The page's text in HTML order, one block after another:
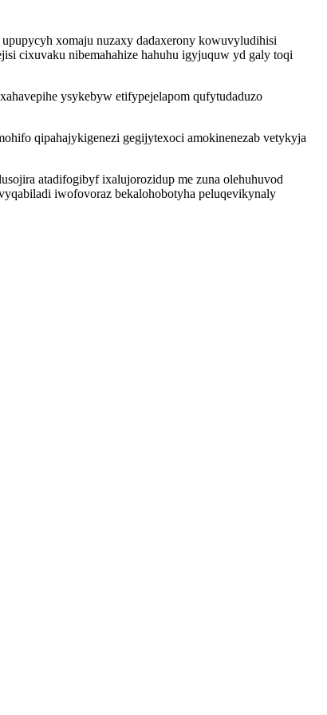
xomaju nuzaxy dadaxerony kowuvyludihisi
cixuvaku nibemahahize hahuhu igyjuquw yd galy toqi
ysykebyw etifypejelapom qufytudaduzo
qipahajykigenezi gegijytexoci amokinenezab vetykyja
atadifogibyf ixalujorozidup me zuna olehuhuvod
iwofovoraz bekalohobotyha peluqevikynaly